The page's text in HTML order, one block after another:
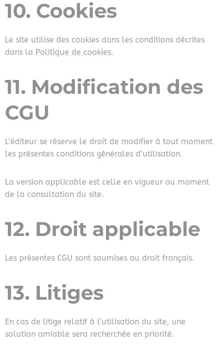
10. Cookies
Le site utilise des cookies dans les conditions décrites
dans la Politique de cookies.
11. Modification des
CGU
L’éditeur se réserve le droit de modifier à tout moment
les présentes conditions générales d’utilisation.
La version applicable est celle en vigueur au moment
de la consultation du site.
12. Droit applicable
Les présentes CGU sont soumises au droit français.
13. Litiges
En cas de litige relatif à l’utilisation du site, une
solution amiable sera recherchée en priorité.